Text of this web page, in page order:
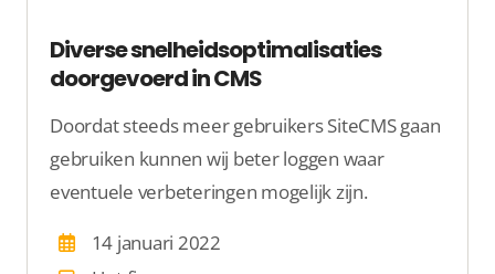
Diverse snelheidsoptimalisaties
doorgevoerd in CMS
Doordat steeds meer gebruikers SiteCMS gaan
gebruiken kunnen wij beter loggen waar
eventuele verbeteringen mogelijk zijn.
14 januari 2022